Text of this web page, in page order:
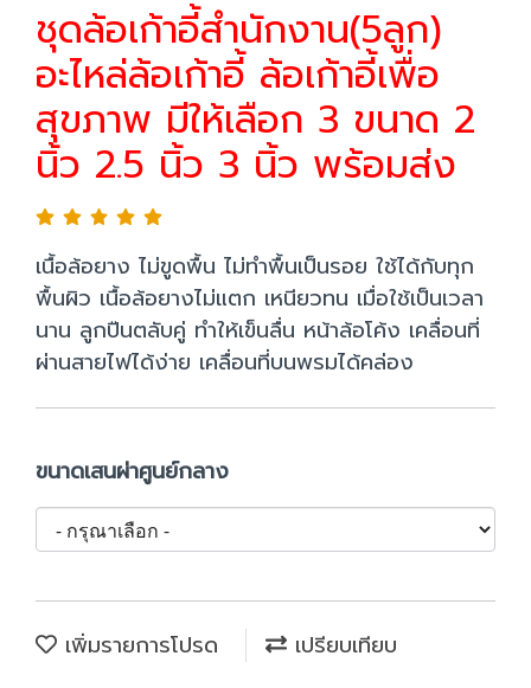
ชุดล้อเก้าอี้สำนักงาน(5ลูก)
อะไหล่ล้อเก้าอี้ ล้อเก้าอี้เพื่อ
สุขภาพ มีให้เลือก 3 ขนาด 2
นิ้ว 2.5 นิ้ว 3 นิ้ว พร้อมส่ง
เนื้อล้อยาง ไม่ขูดพื้น ไม่ทำพื้นเป็นรอย ใช้ได้กับทุก
พื้นผิว เนื้อล้อยางไม่แตก เหนียวทน เมื่อใช้เป็นเวลา
นาน ลูกปืนตลับคู่ ทำให้เข็นลื่น หน้าล้อโค้ง เคลื่อนที่
ผ่านสายไฟได้ง่าย เคลื่อนที่บนพรมได้คล่อง
ขนาดเสนผ่าศูนย์กลาง
เพิ่มรายการโปรด
เปรียบเทียบ